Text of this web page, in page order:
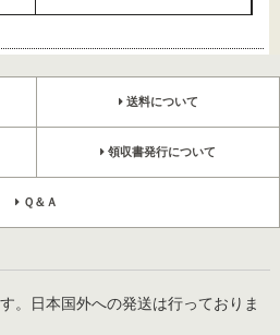
送料について
領収書発行について
Ｑ＆Ａ
。日本国外への発送は行っておりま